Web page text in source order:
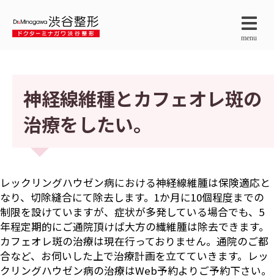
menu
神経線維種とカフェオレ斑の
治療をしたい。
レックリングハウゼン病における神経線維腫は保険適応と
なり、切除縫合にて除去します。1か月に10個程度までの
制限を設けていますが、症状が多発している場合でも、5
年程定期的にご通院頂けば大方の繊維腫は除去できます。
カフェオレ斑の治療は現在行っておりません。通院のご都
合など、お伺いした上で治療計画を立てていきます。レッ
クリングハウゼン病の治療はWeb予約よりご予約下さい。